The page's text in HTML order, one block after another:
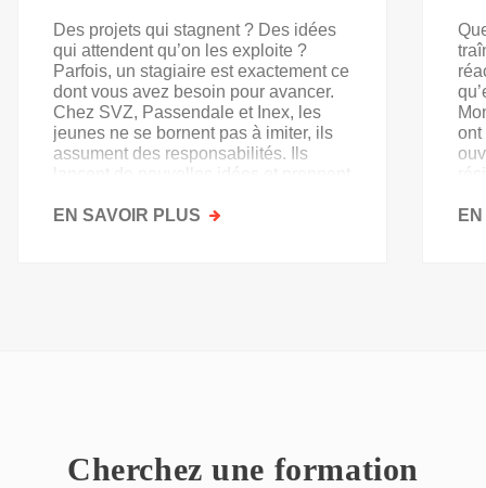
Des projets qui stagnent ? Des idées
qui attendent qu’on les exploite ?
Parfois, un stagiaire est exactement ce
dont vous avez besoin pour avancer.
Chez SVZ, Passendale et Inex, les
jeunes ne se bornent pas à imiter, ils
assument des responsabilités. Ils
lancent de nouvelles idées et prennent
EN SAVOIR PLUS SUR
ont
Cherchez une formation